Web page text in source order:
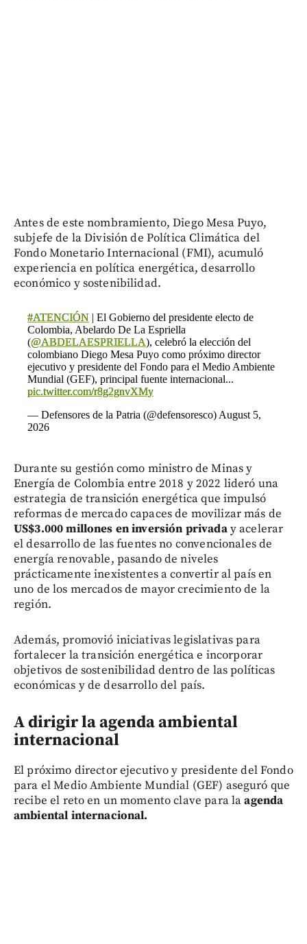
Antes de este nombramiento, Diego Mesa Puyo,
subjefe de la División de Política Climática del
Fondo Monetario Internacional (FMI), acumuló
experiencia en política energética, desarrollo
económico y sostenibilidad.
#ATENCIÓN | El Gobierno del presidente electo de
Colombia, Abelardo De La Espriella
(@ABDELAESPRIELLA), celebró la elección del
colombiano Diego Mesa Puyo como próximo director
ejecutivo y presidente del Fondo para el Medio Ambiente
Mundial (GEF), principal fuente internacional...
pic.twitter.com/r8g2gnvXMy
— Defensores de la Patria (@defensoresco) August 5,
2026
Durante su gestión como ministro de Minas y
Energía de Colombia entre 2018 y 2022 lideró una
estrategia de transición energética que impulsó
reformas de mercado capaces de movilizar más de
US$3.000 millones en inversión privaday acelerar
el desarrollo de las fuentes no convencionales de
energía renovable, pasando de niveles
prácticamente inexistentes a convertir al país en
uno de los mercados de mayor crecimiento de la
región.
Además, promovió iniciativas legislativas para
fortalecer la transición energética e incorporar
objetivos de sostenibilidad dentro de las políticas
económicas y de desarrollo del país.
A dirigir la agenda ambiental
internacional
El próximo director ejecutivo y presidente del Fondo
para el Medio Ambiente Mundial (GEF) aseguró que
recibe el reto en un momento clave para laagenda
ambiental internacional.